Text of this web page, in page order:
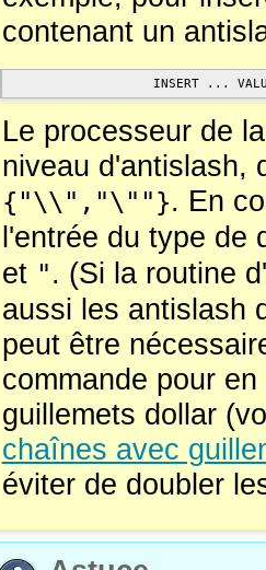
contenant un
INSERT ...
Le processeur de
niveau d'antislash,
{"\\","\""}. En
l'entrée du type de
et ". (Si la routine
aussi les antislash
peut être
commande pour
guillemets dollar
chaînes avec
éviter de doubler